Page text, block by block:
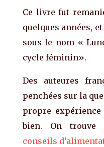
Ce livre fut
quelques années,
sous le nom «
cycle féminin».
Des auteures
penchées sur la
propre
bien. On trouve
conseils